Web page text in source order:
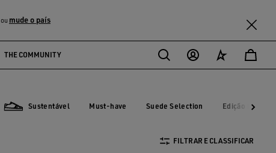
ou mude o país
THE COMMUNITY
Sustentável Must-have Suede Selection Edição Limitada
FILTRAR E CLASSIFICAR